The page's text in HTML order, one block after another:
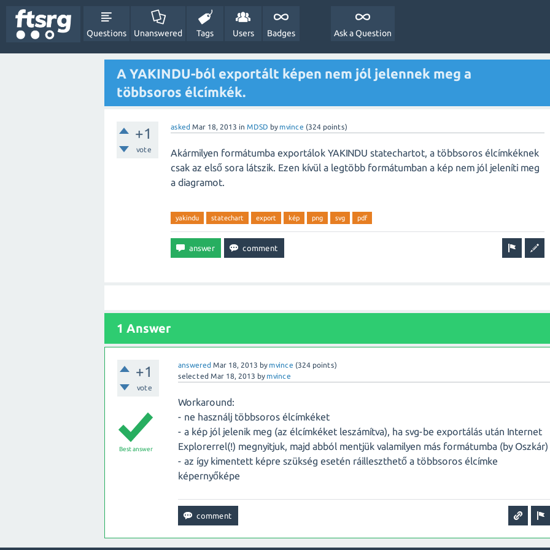
Questions Unanswered Tags Users Badges Ask a Question
A YAKINDU-ból exportált képen nem jól jelennek meg a
többsoros élcímkék.
+1
vote
asked Mar 18, 2013 in MDSD by mvince (324 points)
Akármilyen formátumba exportálok YAKINDU statechartot, a többsoros élcímkéknek
csak az első sora látszik. Ezen kívül a legtöbb formátumban a kép nem jól jeleníti meg
a diagramot.
yakindu statechart export kép png svg pdf
1 Answer
+1
vote
answered Mar 18, 2013 by mvince (324points)
selected Mar 18, 2013 by mvince
Best answer
Workaround:
- ne használj többsoros élcímkéket
- a kép jól jelenik meg (az élcímkéket leszámítva), ha svg-be exportálás után Internet
Explorerrel(!) megnyitjuk, majd abból mentjük valamilyen más formátumba (by Oszkár)
- az így kimentett képre szükség esetén ráilleszthető a többsoros élcímke
képernyőképe